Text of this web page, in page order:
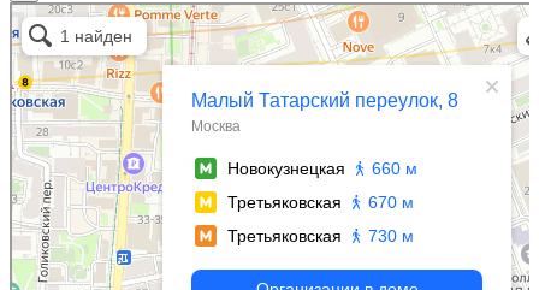
Москва
Малый Татарский переулок, 8 на карте Москвы, ближайшее метро Новокузнецкая —
Яндекс.Карты